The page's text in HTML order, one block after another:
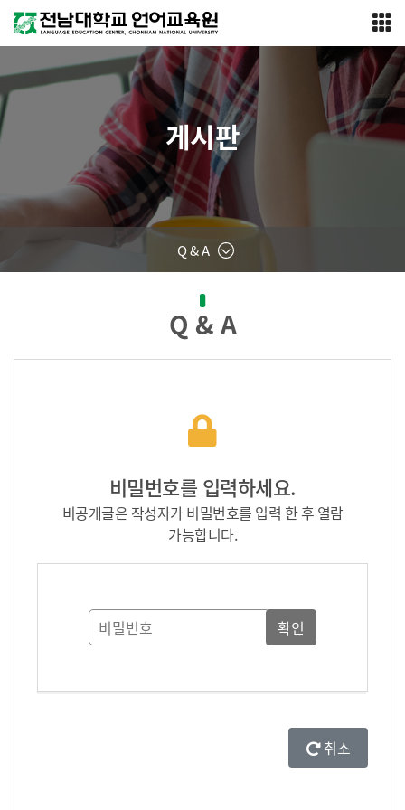
Q & A
게시판
Q & A
비밀번호를 입력하세요.
비공개글은 작성자가 비밀번호를 입력 한 후 열람
가능합니다.
취소